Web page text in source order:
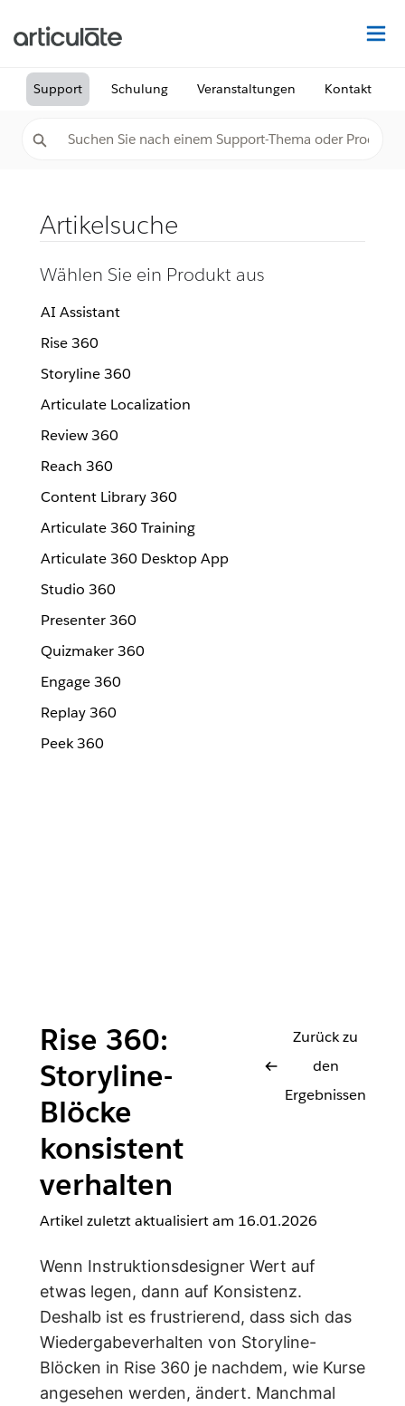
Support Schulung Veranstaltungen Kontakt
Artikelsuche
Wählen Sie ein Produkt aus
AI Assistant
Rise 360
Storyline 360
Articulate Localization
Review 360
Reach 360
Content Library 360
Articulate 360 Training
Articulate 360 Desktop App
Studio 360
Presenter 360
Quizmaker 360
Engage 360
Replay 360
Peek 360
Rise 360:
Storyline-
Blöcke
konsistent
verhalten
Zurück zu
den
Ergebnissen
Artikel zuletzt aktualisiert am 16.01.2026
Wenn Instruktionsdesigner Wert auf
etwas legen, dann auf Konsistenz.
Deshalb ist es frustrierend, dass sich das
Wiedergabeverhalten von Storyline-
Blöcken in Rise 360 je nachdem, wie Kurse
angesehen werden, ändert. Manchmal